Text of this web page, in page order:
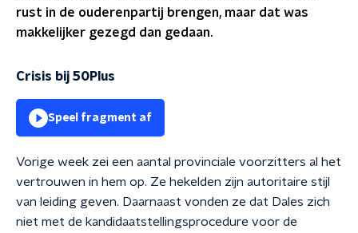
rust in de ouderenpartij brengen, maar dat was
makkelijker gezegd dan gedaan.
Crisis bij 50Plus
Speel fragment af
Vorige week zei een aantal provinciale voorzitters al het
vertrouwen in hem op. Ze hekelden zijn autoritaire stijl
van leiding geven. Daarnaast vonden ze dat Dales zich
niet met de kandidaatstellingsprocedure voor de